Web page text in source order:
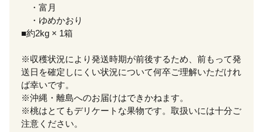
・富月
・ゆめかおり
■約2kg × 1箱
※収穫状況により発送時期が前後するため、前もって発
送日を確定しにくい状況について何卒ご理解いただけれ
ば幸いです。
※沖縄・離島へのお届けはできかねます。
※桃はとてもデリケートな果物です。取扱いには十分ご
注意ください。